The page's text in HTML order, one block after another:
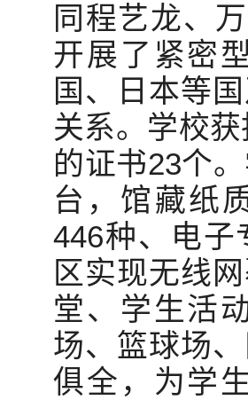
同程艺龙、
开展了紧密
国、日本等
关系。学校
的证书23个
台，馆藏纸
446种、电子
区实现无线
堂、学生活
场、篮球场
俱全，为学